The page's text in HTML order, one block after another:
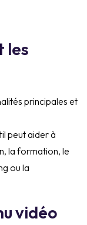
les
principales et
peut aider à
la formation, le
ou la
vidéo